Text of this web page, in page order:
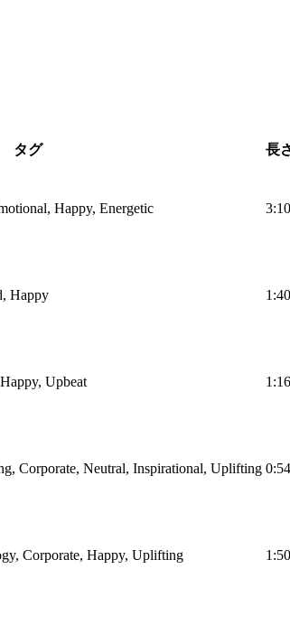
タグ 長
Happy, Energetic 3:10
Happy 1:40
Upbeat 1:16
Corporate, Neutral, Inspirational, Uplifting 0:54
Corporate, Happy, Uplifting 1:50